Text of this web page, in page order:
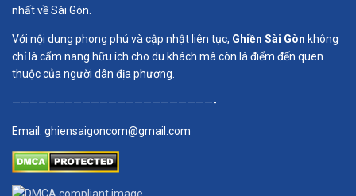
nhất về Sài Gòn.
Với nội dung phong phú và cập nhật liên tục, Ghiền Sài Gòn không
chỉ là cẩm nang hữu ích cho du khách mà còn là điểm đến quen
thuộc của người dân địa phương.
———————————————————————-
Email: ghiensaigoncom@gmail.com